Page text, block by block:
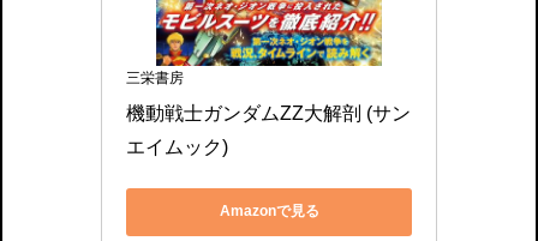
三栄書房
機動戦士ガンダムZZ大解剖 (サン
エイムック)
Amazonで見る